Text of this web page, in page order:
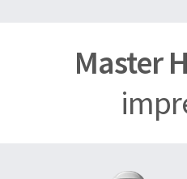
Master